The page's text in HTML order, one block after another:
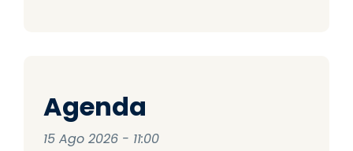
Agenda
15 Ago 2026 - 11:00